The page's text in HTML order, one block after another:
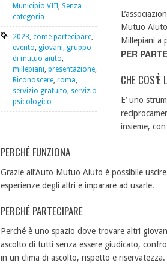
Municipio VIII, Senza
categoria
2023, come partecipare,
evento, giovani, gruppo
di mutuo aiuto,
millepiani, presentazione,
Riconoscere, roma,
servizio gratuito, servizio
psicologico
Mutuo
Millepiani a
PER
CHE COS’È
E’ uno
insieme,
PERCHÉ FUNZIONA
Grazie all’Auto Mutuo Aiuto è possibile
esperienze degli altri e imparare ad usarle.
PERCHÉ PARTECIPARE
Perché è uno spazio dove trovare altri
ascolto di tutti senza essere giudicato,
in un clima di ascolto, rispetto e riservatezza.